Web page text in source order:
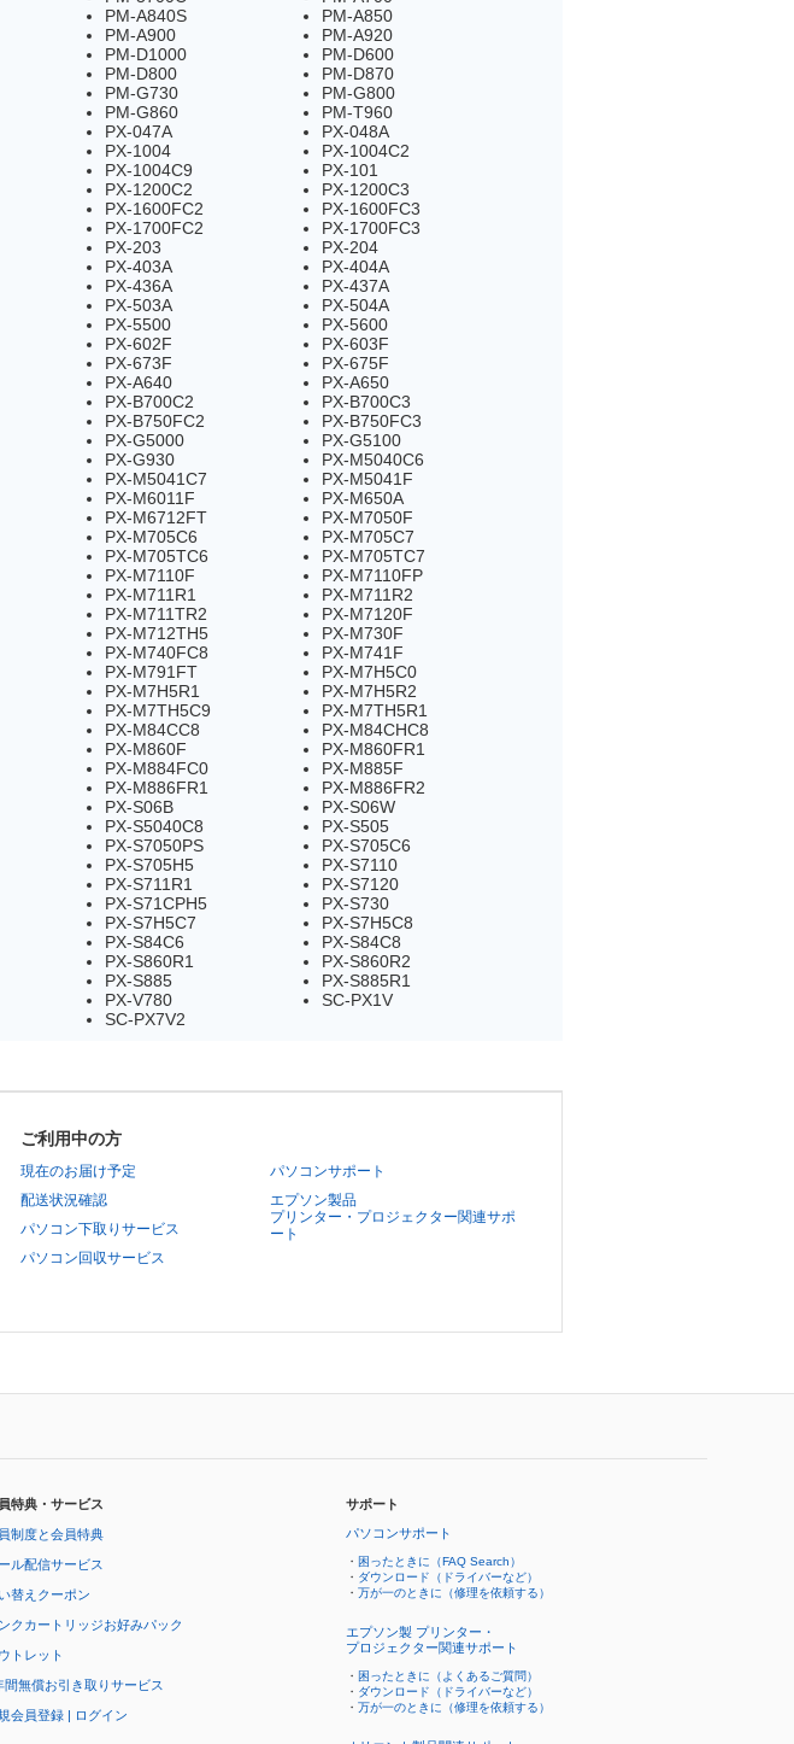
PM-A840S
PM-A850
PM-A900
PM-A920
PM-D1000
PM-D600
PM-D800
PM-D870
PM-G730
PM-G800
PM-G860
PM-T960
PX-047A
PX-048A
PX-1004
PX-1004C2
PX-1004C9
PX-101
PX-1200C2
PX-1200C3
PX-1600FC2
PX-1600FC3
PX-1700FC2
PX-1700FC3
PX-203
PX-204
PX-403A
PX-404A
PX-436A
PX-437A
PX-503A
PX-504A
PX-5500
PX-5600
PX-602F
PX-603F
PX-673F
PX-675F
PX-A640
PX-A650
PX-B700C2
PX-B700C3
PX-B750FC2
PX-B750FC3
PX-G5000
PX-G5100
PX-G930
PX-M5040C6
PX-M5041C7
PX-M5041F
PX-M6011F
PX-M650A
PX-M6712FT
PX-M7050F
PX-M705C6
PX-M705C7
PX-M705TC6
PX-M705TC7
PX-M7110F
PX-M7110FP
PX-M711R1
PX-M711R2
PX-M711TR2
PX-M7120F
PX-M712TH5
PX-M730F
PX-M740FC8
PX-M741F
PX-M791FT
PX-M7H5C0
PX-M7H5R1
PX-M7H5R2
PX-M7TH5C9
PX-M7TH5R1
PX-M84CC8
PX-M84CHC8
PX-M860F
PX-M860FR1
PX-M884FC0
PX-M885F
PX-M886FR1
PX-M886FR2
PX-S06B
PX-S06W
PX-S5040C8
PX-S505
PX-S7050PS
PX-S705C6
PX-S705H5
PX-S7110
PX-S711R1
PX-S7120
PX-S71CPH5
PX-S730
PX-S7H5C7
PX-S7H5C8
PX-S84C6
PX-S84C8
PX-S860R1
PX-S860R2
PX-S885
PX-S885R1
PX-V780
SC-PX1V
SC-PX7V2
ご利用中の方
現在のお届け予定
配送状況確認
パソコン下取りサービス
パソコン回収サービス
パソコンサポート
エプソン製品
プリンター・プロジェクター関連サポ
ート
特典・サービス
制度と会員特典
ル配信サービス
替えクーポン
クカートリッジお好みパック
トレット
間無償お引き取りサービス
会員登録 | ログイン
サポート
パソコンサポート
・ 困ったときに（FAQ Search）
・ ダウンロード（ドライバーなど）
・ 万が一のときに（修理を依頼する）
エプソン製 プリンター・
プロジェクター関連サポート
・ 困ったときに（よくあるご質問）
・ ダウンロード（ドライバーなど）
・ 万が一のときに（修理を依頼する）